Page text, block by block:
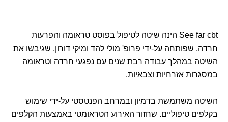
See far cbt הינה שיטה לטיפול בפוסט טראומה והפרעות
חרדה, שפותחה על-ידי פרופ' מולי להד ומיקי דורון, שגיבשו את
השיטה במהלך עבודה רבת שנים עם נפגעי חרדה וטראומה
במסגרות אזרחיות וצבאיות.
השיטה משתמשת בדמיון ובמרחב הפנטסטי על-ידי שימוש
בקלפים טיפוליים. שחזור האירוע הטראומטי באמצעות הקלפים